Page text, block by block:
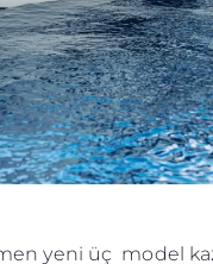
yeni üç model